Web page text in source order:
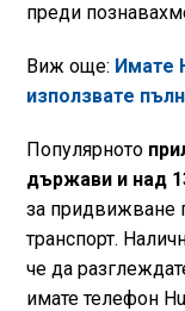
преди
Виж още: Имате
използвате
Популярното
държави и над
за придвижване
транспорт.
че да
имате телефон